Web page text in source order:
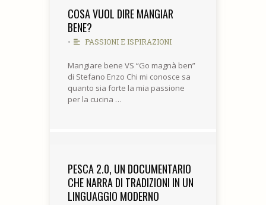
COSA VUOL DIRE MANGIAR
BENE?
• PASSIONI E ISPIRAZIONI
Mangiare bene VS “Go magnà ben”
di Stefano Enzo Chi mi conosce sa
quanto sia forte la mia passione
per la cucina …
PESCA 2.0, UN DOCUMENTARIO
CHE NARRA DI TRADIZIONI IN UN
LINGUAGGIO MODERNO